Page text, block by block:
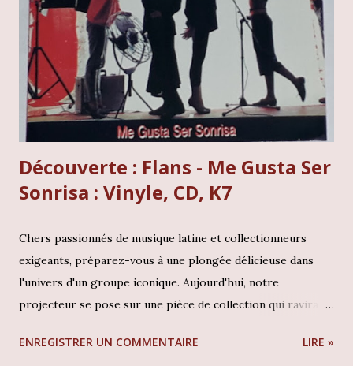
Bitches Brew, le choc de 69. Eh bien, seulement deux
petites années plus tard, Miles Davis est revenu pour
enfoncer le clou avec Live-evil, poussant toutes les
frontières encore plus loin. Cet album, c'est un patchwork
génial, un mix savoureux entre l'intimité du studio et l...
Découverte : Flans - Me Gusta Ser
Sonrisa : Vinyle, CD, K7
Chers passionnés de musique latine et collectionneurs
exigeants, préparez-vous à une plongée délicieuse dans
l'univers d'un groupe iconique. Aujourd'hui, notre
projecteur se pose sur une pièce de collection qui ravira
CD « Me Gusta Ser Sonrisa » des légendaires Flans. Ce
ENREGISTRER UN COMMENTAIRE LIRE »